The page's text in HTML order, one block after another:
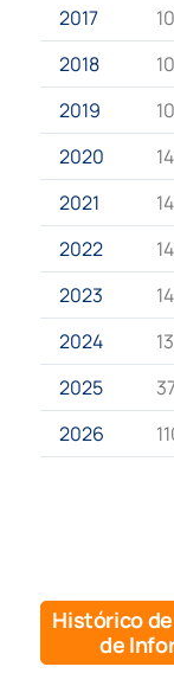
2017
2018
2019
2020
2021
2022
2023
2024
2025
2026
Histórico
de